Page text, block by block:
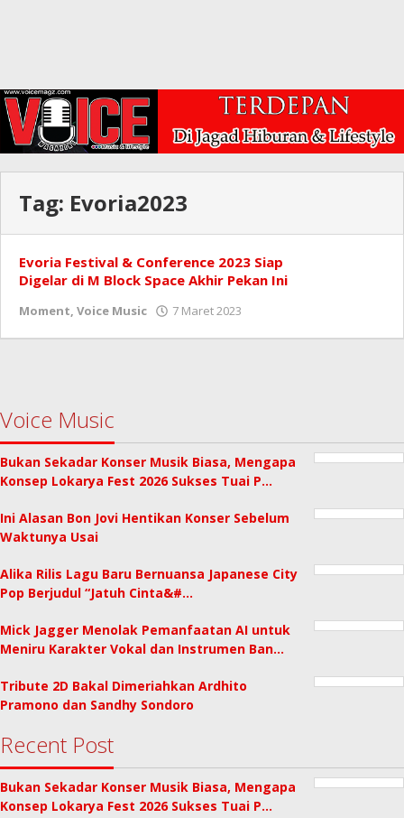
Tag: Evoria2023
Evoria Festival & Conference 2023 Siap
Digelar di M Block Space Akhir Pekan Ini
Moment, Voice Music 7 Maret 2023
Voice Music
Bukan Sekadar Konser Musik Biasa, Mengapa
Konsep Lokarya Fest 2026 Sukses Tuai P…
Ini Alasan Bon Jovi Hentikan Konser Sebelum
Waktunya Usai
Alika Rilis Lagu Baru Bernuansa Japanese City
Pop Berjudul “Jatuh Cinta&#…
Mick Jagger Menolak Pemanfaatan AI untuk
Meniru Karakter Vokal dan Instrumen Ban…
Tribute 2D Bakal Dimeriahkan Ardhito
Pramono dan Sandhy Sondoro
Recent Post
Bukan Sekadar Konser Musik Biasa, Mengapa
Konsep Lokarya Fest 2026 Sukses Tuai P…